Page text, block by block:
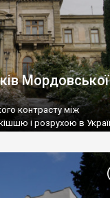
Мордовської
контрасту між
і розрухою в